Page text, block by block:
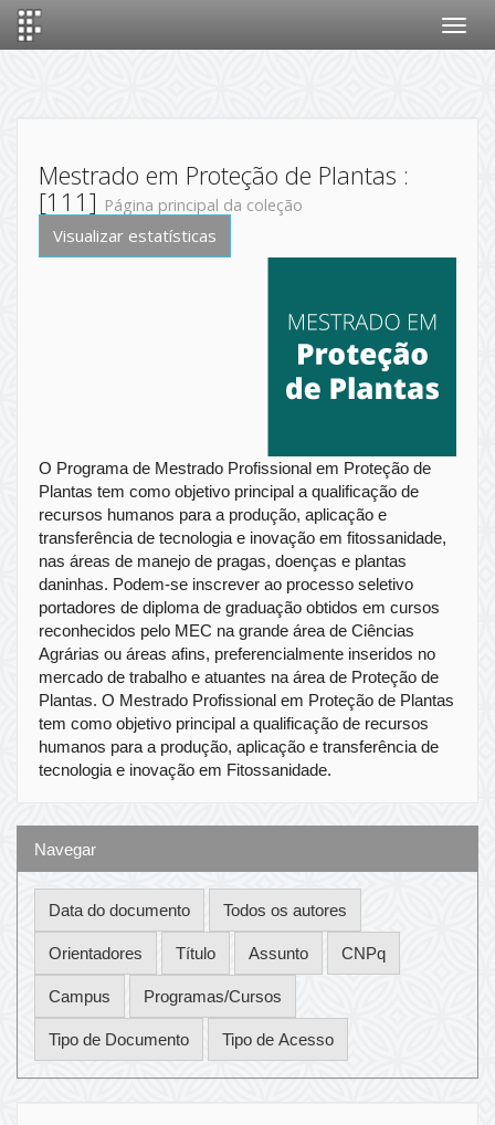
Mestrado em Proteção de Plantas :
[111] Página principal da coleção
Visualizar estatísticas
O Programa de Mestrado Profissional em Proteção de
Plantas tem como objetivo principal a qualificação de
recursos humanos para a produção, aplicação e
transferência de tecnologia e inovação em fitossanidade,
nas áreas de manejo de pragas, doenças e plantas
daninhas. Podem-se inscrever ao processo seletivo
portadores de diploma de graduação obtidos em cursos
reconhecidos pelo MEC na grande área de Ciências
Agrárias ou áreas afins, preferencialmente inseridos no
mercado de trabalho e atuantes na área de Proteção de
Plantas. O Mestrado Profissional em Proteção de Plantas
tem como objetivo principal a qualificação de recursos
humanos para a produção, aplicação e transferência de
tecnologia e inovação em Fitossanidade.
Navegar